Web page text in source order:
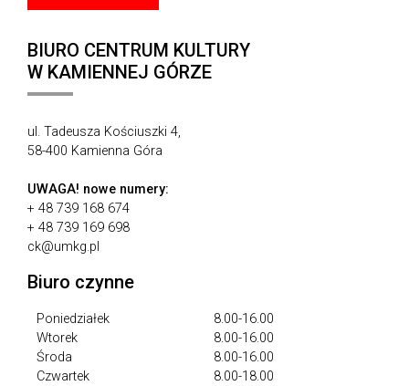
BIURO CENTRUM KULTURY
W KAMIENNEJ GÓRZE
ul. Tadeusza Kościuszki 4,
58-400 Kamienna Góra
UWAGA! nowe numery:
+ 48 739 168 674
+ 48 739 169 698
ck@umkg.pl
Biuro czynne
Poniedziałek
Wtorek
Środa
Czwartek
8.00-16.00
8.00-16.00
8.00-16.00
8.00-18.00